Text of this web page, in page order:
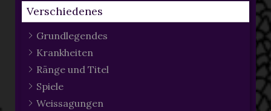
Verschiedenes
Grundlegendes
Krankheiten
Ränge und Titel
Spiele
Weissagungen